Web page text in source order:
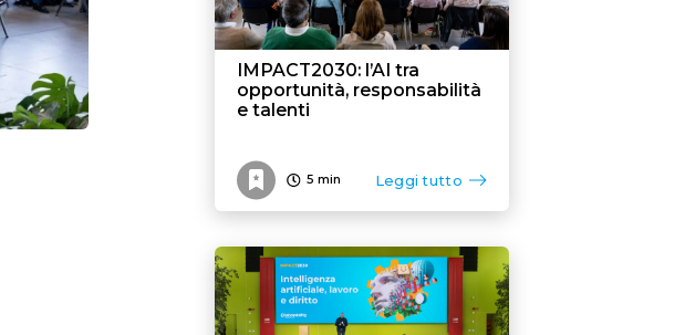
IMPACT2030: l’AI tra
opportunità, responsabilità
e talenti
5 min Leggi tutto